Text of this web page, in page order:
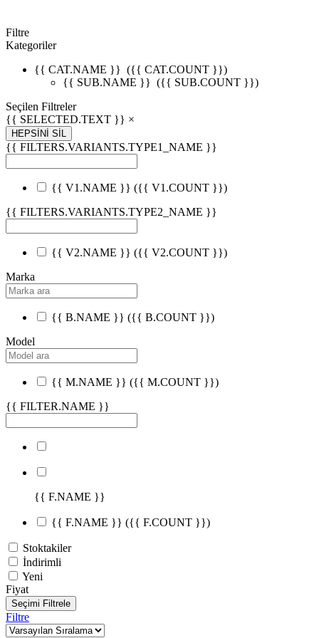
Filtre
Kategoriler
{{ CAT.NAME }} ({{ CAT.COUNT }})
{{ SUB.NAME }} ({{ SUB.COUNT }})
Seçilen Filtreler
{{ SELECTED.TEXT }} ×
HEPSİNİ SİL
{{ FILTERS.VARIANTS.TYPE1_NAME }}
{{ V1.NAME }} ({{ V1.COUNT }})
{{ FILTERS.VARIANTS.TYPE2_NAME }}
{{ V2.NAME }} ({{ V2.COUNT }})
Marka
{{ B.NAME }} ({{ B.COUNT }})
Model
{{ M.NAME }} ({{ M.COUNT }})
{{ FILTER.NAME }}
{{ F.NAME }}
{{ F.NAME }} ({{ F.COUNT }})
Stoktakiler
İndirimli
Yeni
Fiyat
Seçimi Filtrele
Filtre